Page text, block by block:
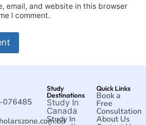
email, and website in this browser
I comment.
076485
Study
Destinations
Study In
Canada
Study In
Quick Links
Book a
Free
Consultation
About Us